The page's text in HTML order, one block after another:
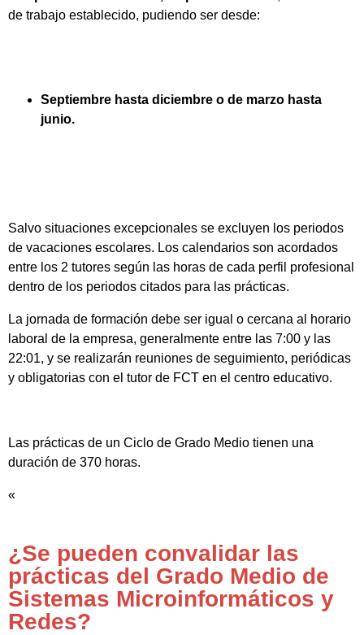
de trabajo establecido, pudiendo ser desde:
Septiembre hasta diciembre o de marzo hasta
junio.
Salvo situaciones excepcionales se excluyen los periodos
de vacaciones escolares. Los calendarios son acordados
entre los 2 tutores según las horas de cada perfil profesional
dentro de los periodos citados para las prácticas.
La jornada de formación debe ser igual o cercana al horario
laboral de la empresa, generalmente entre las 7:00 y las
22:01, y se realizarán reuniones de seguimiento, periódicas
y obligatorias con el tutor de FCT en el centro educativo.
Las prácticas de un Ciclo de Grado Medio tienen una
duración de 370 horas.
«
¿Se pueden convalidar las
prácticas del Grado Medio de
Sistemas Microinformáticos y
Redes?